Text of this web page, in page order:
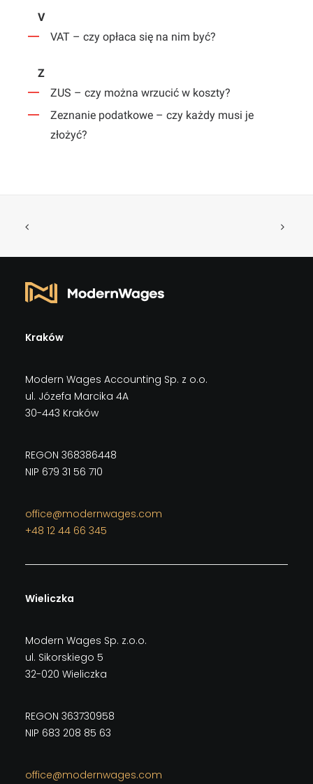
V
VAT – czy opłaca się na nim być?
Z
ZUS – czy można wrzucić w koszty?
Zeznanie podatkowe – czy każdy musi je
złożyć?
Kraków
Modern Wages Accounting Sp. z o.o.
ul. Józefa Marcika 4A
30-443 Kraków
REGON 368386448
NIP 679 31 56 710
office@modernwages.com
+48 12 44 66 345
Wieliczka
Modern Wages Sp. z.o.o.
ul. Sikorskiego 5
32-020 Wieliczka
REGON 363730958
NIP 683 208 85 63
office@modernwages.com